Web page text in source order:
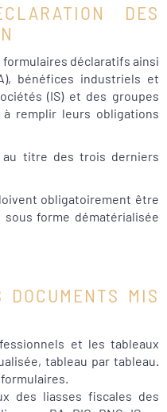
DES
formulaires déclaratifs ainsi
bénéfices industriels et
(IS) et des groupes
remplir leurs obligations
au titre des trois derniers
obligatoirement être
forme dématérialisée
MIS
et les tableaux
tableau par tableau.
des liasses fiscales des